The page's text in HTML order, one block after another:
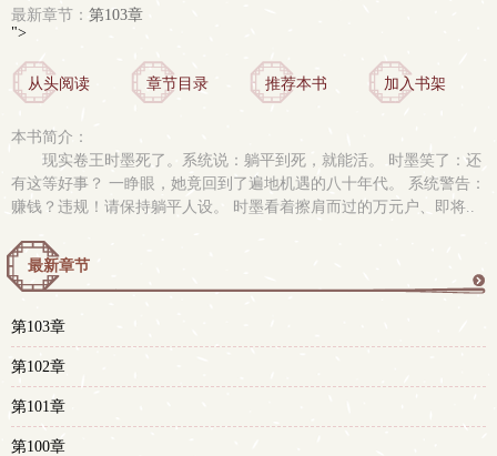
最新章节： 第103章
">
从头阅读 章节目录 推荐本书 加入书架
本书简介：
现实卷王时墨死了。系统说：躺平到死，就能活。 时墨笑了：还
有这等好事？ 一睁眼，她竟回到了遍地机遇的八十年代。 系统警告：
赚钱？违规！请保持躺平人设。 时墨看着擦肩而过的万元户、即将..
最新章节
第103章
第102章
第101章
第100章